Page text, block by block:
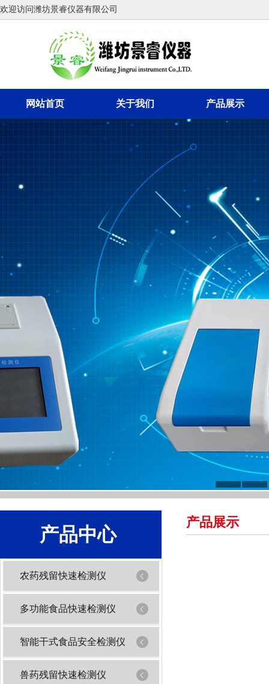
欢迎访问潍坊景睿仪器有限公司
网站首页 关于我们 产品展示
产品中心
农药残留快速检测仪
多功能食品快速检测仪
智能干式食品安全检测仪
兽药残留快速检测仪
产品展示